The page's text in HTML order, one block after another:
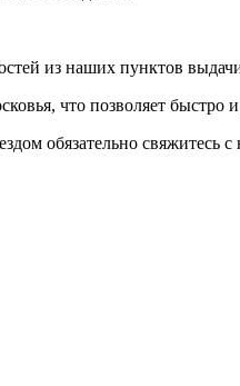
из наших пунктов
что позволяет быстро и
обязательно